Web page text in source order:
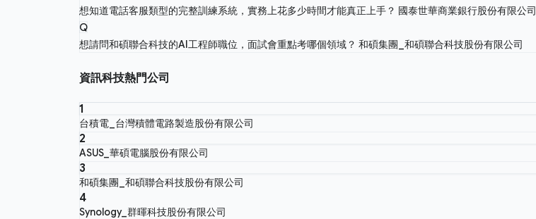
想知道電話客服類型的完整訓練系統，實務上花多少時間才能真正上手？ 國泰世華商業銀行股份有限公司
Q
想請問和碩聯合科技的AI工程師職位，面試會重點考哪個領域？ 和碩集團_和碩聯合科技股份有限公司
資訊科技熱門公司
1
台積電_台灣積體電路製造股份有限公司
2
ASUS_華碩電腦股份有限公司
3
和碩集團_和碩聯合科技股份有限公司
4
Synology_群暉科技股份有限公司